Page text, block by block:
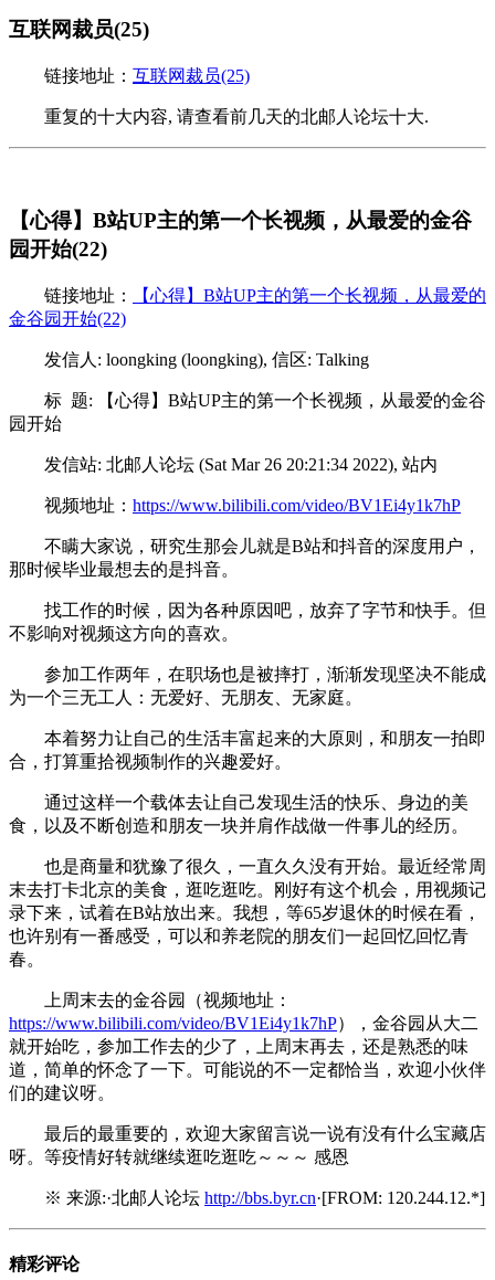
互联网裁员(25)
链接地址： 互联网裁员(25)
重复的十大内容, 请查看前几天的北邮人论坛十大.
【心得】B站UP主的第一个长视频，从最爱的金谷
园开始(22)
链接地址：
【心得】B站UP主的第一个长视频，从最爱的
金谷园开始(22)
发信人: loongking (loongking), 信区: Talking
标 题: 【心得】B站UP主的第一个长视频，从最爱的金谷
园开始
发信站: 北邮人论坛 (Sat Mar 26 20:21:34 2022), 站内
视频地址： https://www.bilibili.com/video/BV1Ei4y1k7hP
不瞒大家说，研究生那会儿就是B站和抖音的深度用户，
那时候毕业最想去的是抖音。
找工作的时候，因为各种原因吧，放弃了字节和快手。但
不影响对视频这方向的喜欢。
参加工作两年，在职场也是被摔打，渐渐发现坚决不能成
为一个三无工人：无爱好、无朋友、无家庭。
本着努力让自己的生活丰富起来的大原则，和朋友一拍即
合，打算重拾视频制作的兴趣爱好。
通过这样一个载体去让自己发现生活的快乐、身边的美
食，以及不断创造和朋友一块并肩作战做一件事儿的经历。
也是商量和犹豫了很久，一直久久没有开始。最近经常周
末去打卡北京的美食，逛吃逛吃。刚好有这个机会，用视频记
录下来，试着在B站放出来。我想，等65岁退休的时候在看，
也许别有一番感受，可以和养老院的朋友们一起回忆回忆青
春。
上周末去的金谷园（视频地址：
https://www.bilibili.com/video/BV1Ei4y1k7hP），金谷园从大二
就开始吃，参加工作去的少了，上周末再去，还是熟悉的味
道，简单的怀念了一下。可能说的不一定都恰当，欢迎小伙伴
们的建议呀。
最后的最重要的，欢迎大家留言说一说有没有什么宝藏店
呀。等疫情好转就继续逛吃逛吃～～～ 感恩
※ 来源:·北邮人论坛 http://bbs.byr.cn·[FROM: 120.244.12.*]
精彩评论